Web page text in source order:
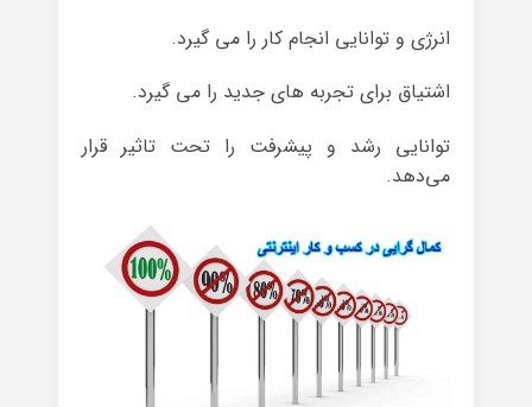
انرژی و توانایی انجام کار را می گیرد.
اشتیاق برای تجربه های جدید را می گیرد.
توانایی رشد و پیشرفت را تحت تاثیر قرار
می‌دهد.